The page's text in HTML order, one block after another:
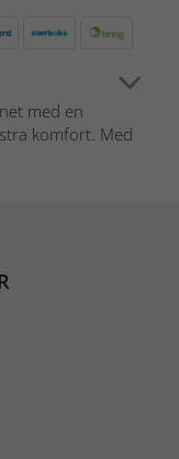
med en
komfort. Med